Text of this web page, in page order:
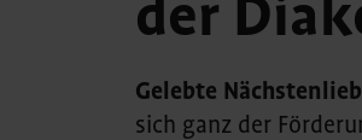
der
Gelebte
sich ganz der